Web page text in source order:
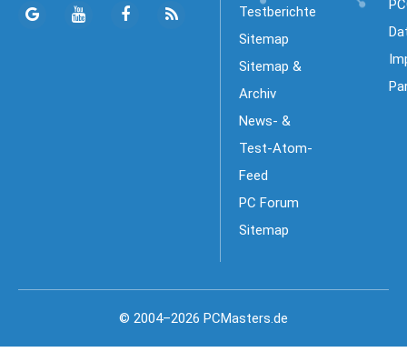
Testberichte
Sitemap
Sitemap &
Archiv
News- &
Test-Atom-
Feed
PC Forum
Sitemap
© 2004–2026 PCMasters.de